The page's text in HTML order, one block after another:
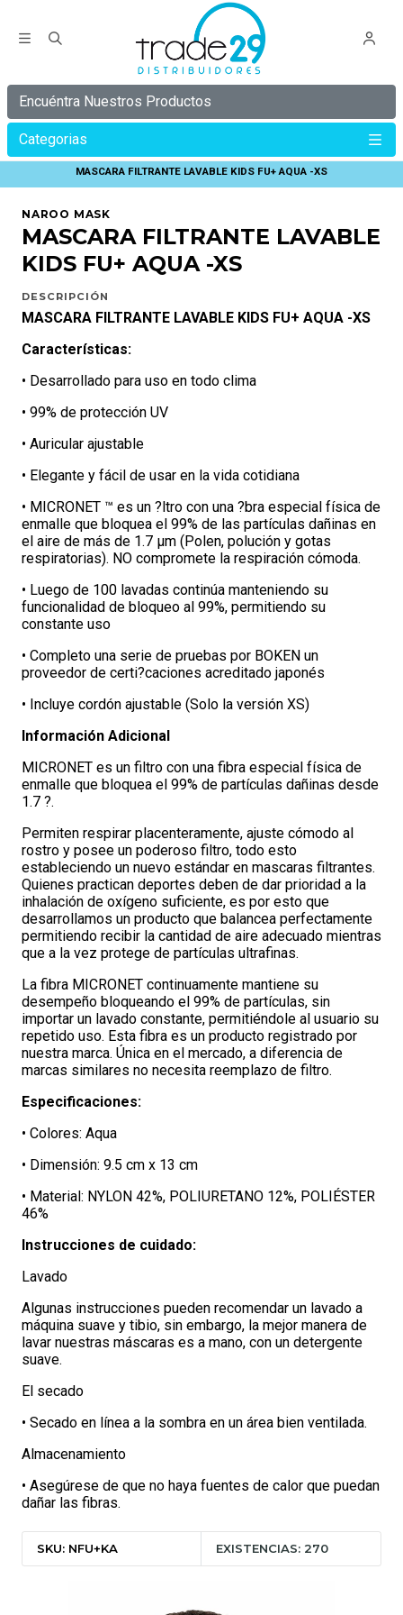
Encuéntra Nuestros Productos
Categorias
MASCARA FILTRANTE LAVABLE KIDS FU+ AQUA -XS
NAROO MASK
MASCARA FILTRANTE LAVABLE
KIDS FU+ AQUA -XS
DESCRIPCIÓN
MASCARA FILTRANTE LAVABLE KIDS FU+ AQUA -XS
Características:
• Desarrollado para uso en todo clima
• 99% de protección UV
• Auricular ajustable
• Elegante y fácil de usar en la vida cotidiana
• MICRONET ™ es un ?ltro con una ?bra especial física de
enmalle que bloquea el 99% de las partículas dañinas en
el aire de más de 1.7 µm (Polen, polución y gotas
respiratorias). NO compromete la respiración cómoda.
• Luego de 100 lavadas continúa manteniendo su
funcionalidad de bloqueo al 99%, permitiendo su
constante uso
• Completo una serie de pruebas por BOKEN un
proveedor de certi?caciones acreditado japonés
• Incluye cordón ajustable (Solo la versión XS)
Información Adicional
MICRONET es un filtro con una fibra especial física de
enmalle que bloquea el 99% de partículas dañinas desde
1.7 ?.
Permiten respirar placenteramente, ajuste cómodo al
rostro y posee un poderoso filtro, todo esto
estableciendo un nuevo estándar en mascaras filtrantes.
Quienes practican deportes deben de dar prioridad a la
inhalación de oxígeno suficiente, es por esto que
desarrollamos un producto que balancea perfectamente
permitiendo recibir la cantidad de aire adecuado mientras
que a la vez protege de partículas ultrafinas.
La fibra MICRONET continuamente mantiene su
desempeño bloqueando el 99% de partículas, sin
importar un lavado constante, permitiéndole al usuario su
repetido uso. Esta fibra es un producto registrado por
nuestra marca. Única en el mercado, a diferencia de
marcas similares no necesita reemplazo de filtro.
Especificaciones:
• Colores: Aqua
• Dimensión: 9.5 cm x 13 cm
• Material: NYLON 42%, POLIURETANO 12%, POLIÉSTER
46%
Instrucciones de cuidado:
Lavado
Algunas instrucciones pueden recomendar un lavado a
máquina suave y tibio, sin embargo, la mejor manera de
lavar nuestras máscaras es a mano, con un detergente
suave.
El secado
• Secado en línea a la sombra en un área bien ventilada.
Almacenamiento
• Asegúrese de que no haya fuentes de calor que puedan
dañar las fibras.
SKU: NFU+KA EXISTENCIAS: 270